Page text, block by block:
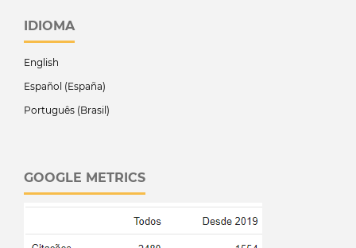
IDIOMA
English
Español (España)
Português (Brasil)
GOOGLE METRICS